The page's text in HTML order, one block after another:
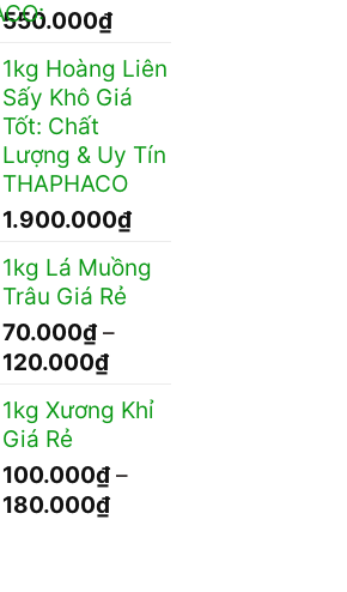
550.000₫
1kg Hoàng Liên
Sấy Khô Giá
Tốt: Chất
Lượng & Uy Tín
THAPHACO
1.900.000₫
1kg Lá Muồng
Trâu Giá Rẻ
70.000₫ –
120.000₫Khoảng
từ
đến
120.000₫
1kg Xương Khỉ
Giá Rẻ
100.000₫ –
180.000₫Khoảng